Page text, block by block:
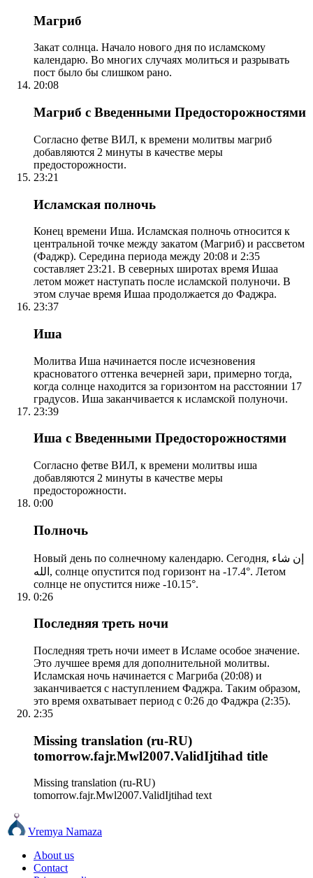
Магриб
Закат солнца. Начало нового дня по исламскому
календарю. Во многих случаях молиться и разрывать
пост было бы слишком рано.
20:08
Магриб с Введенными Предосторожностями
Согласно фетве ВИЛ, к времени молитвы магриб
добавляются 2 минуты в качестве меры
предосторожности.
23:21
Исламская полночь
Конец времени Иша. Исламская полночь относится к
центральной точке между закатом (Магриб) и рассветом
(Фаджр). Середина периода между 20:08 и 2:35
составляет 23:21. В северных широтах время Ишаа
летом может наступать после исламской полуночи. В
этом случае время Ишаа продолжается до Фаджра.
23:37
Иша
Молитва Иша начинается после исчезновения
красноватого оттенка вечерней зари, примерно тогда,
когда солнце находится за горизонтом на расстоянии 17
градусов. Иша заканчивается к исламской полуночи.
23:39
Иша с Введенными Предосторожностями
Согласно фетве ВИЛ, к времени молитвы иша
добавляются 2 минуты в качестве меры
предосторожности.
0:00
Полночь
Новый день по солнечному календарю. Сегодня, إن شاء
الله, солнце опустится под горизонт на -17.4°. Летом
солнце не опустится ниже -10.15°.
0:26
Последняя треть ночи
Последняя треть ночи имеет в Исламе особое значение.
Это лучшее время для дополнительной молитвы.
Исламская ночь начинается с Магриба (20:08) и
заканчивается с наступлением Фаджра. Таким образом,
это время охватывает период с 0:26 до Фаджра (2:35).
2:35
Missing translation (ru-RU)
tomorrow.fajr.Mwl2007.ValidIjtihad title
Missing translation (ru-RU)
tomorrow.fajr.Mwl2007.ValidIjtihad text
Vremya Namaza
About us
Contact